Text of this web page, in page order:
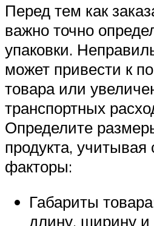
Перед тем как
важно точно
упаковки.
может привести к
товара или
транспортных
Определите
продукта,
факторы:
Габариты
длину, ширину и